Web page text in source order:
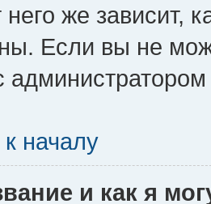
него же зависит,
Если вы не
началу
и как я